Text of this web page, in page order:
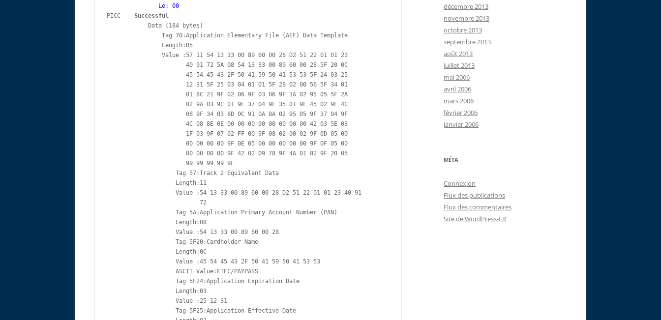
               Le: 00
PICC Successful
            Data (184 bytes)
                Tag 70:Application Elementary File (AEF) Data Template
                Length:B5
                Value :57 11 54 13 33 00 89 60 00 28 D2 51 22 01 01 23
                       40 91 72 5A 08 54 13 33 00 89 60 00 28 5F 20 0C
                       45 54 45 43 2F 50 41 59 50 41 53 53 5F 24 03 25
                       12 31 5F 25 03 04 01 01 5F 28 02 00 56 5F 34 01
                       01 8C 21 9F 02 06 9F 03 06 9F 1A 02 95 05 5F 2A
                       02 9A 03 9C 01 9F 37 04 9F 35 01 9F 45 02 9F 4C
                       08 9F 34 03 8D 0C 91 0A 8A 02 95 05 9F 37 04 9F
                       4C 08 8E 0E 00 00 00 00 00 00 00 00 42 03 5E 03
                       1F 03 9F 07 02 FF 00 9F 08 02 00 02 9F 0D 05 00
                       00 00 00 00 9F 0E 05 00 00 00 00 00 9F 0F 05 00
                       00 00 00 00 9F 42 02 09 78 9F 4A 01 82 9F 20 05
                       99 99 99 99 9F
                    Tag 57:Track 2 Equivalent Data
                    Length:11
                    Value :54 13 33 00 89 60 00 28 D2 51 22 01 01 23 40 91
                           72
                    Tag 5A:Application Primary Account Number (PAN)
                    Length:08
                    Value :54 13 33 00 89 60 00 28
                    Tag 5F20:Cardholder Name
                    Length:0C
                    Value :45 54 45 43 2F 50 41 59 50 41 53 53
                    ASCII Value:ETEC/PAYPASS
                    Tag 5F24:Application Expiration Date
                    Length:03
                    Value :25 12 31
                    Tag 5F25:Application Effective Date
décembre 2013
novembre 2013
octobre 2013
septembre 2013
août 2013
juillet 2013
mai 2006
avril 2006
mars 2006
février 2006
janvier 2006
MÉTA
Connexion
Flux des publications
Flux des commentaires
Site de WordPress-FR